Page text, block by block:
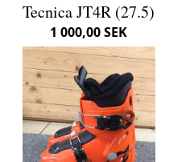
Tecnica JT4R (27.5)
1 000,00 SEK